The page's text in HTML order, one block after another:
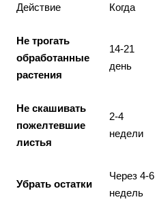
Действие Когда
Не трогать
обработанные
растения
14-21
день
Не скашивать
пожелтевшие
листья
2-4
недели
Убрать остатки
Через 4-6
недель